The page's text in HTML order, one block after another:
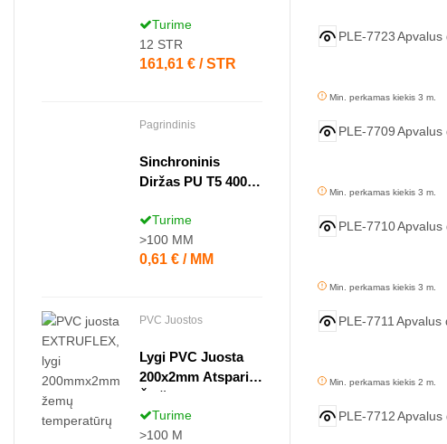
Turime
12 STR
Kaina
161,61 € / STR
Pagrindinis
Sinchroninis
Diržas PU T5 400
Turime
>100 MM
Kaina
0,61 € / MM
PVC Juostos
Lygi PVC Juosta
200x2mm Atspari
Šalčiui
EXTRUFLEX
Turime
>100 M
PLE-7723Apvalus
Min. perkamas kiekis 3 m.
PLE-7709Apvalus
Min. perkamas kiekis 3 m.
PLE-7710Apvalus
Min. perkamas kiekis 3 m.
PLE-7711 Apvalus
Min. perkamas kiekis 2 m.
PLE-7712Apvalus